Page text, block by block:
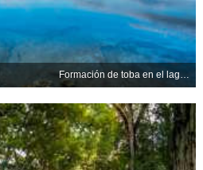
Formación de toba en el lago Mono, California, EE. UU.